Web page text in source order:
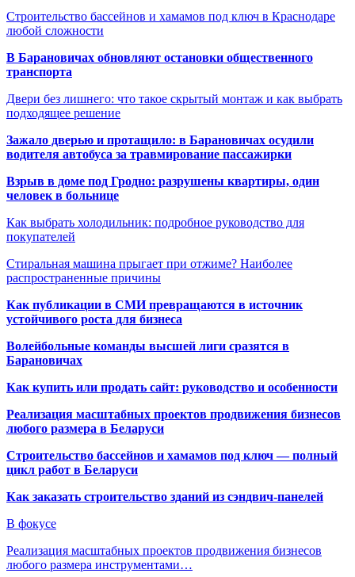
Строительство бассейнов и хамамов под ключ в Краснодаре
любой сложности
В Барановичах обновляют остановки общественного
транспорта
Двери без лишнего: что такое скрытый монтаж и как выбрать
подходящее решение
Зажало дверью и протащило: в Барановичах осудили
водителя автобуса за травмирование пассажирки
Взрыв в доме под Гродно: разрушены квартиры, один
человек в больнице
Как выбрать холодильник: подробное руководство для
покупателей
Стиральная машина прыгает при отжиме? Наиболее
распространенные причины
Как публикации в СМИ превращаются в источник
устойчивого роста для бизнеса
Волейбольные команды высшей лиги сразятся в
Барановичах
Как купить или продать сайт: руководство и особенности
Реализация масштабных проектов продвижения бизнесов
любого размера в Беларуси
Строительство бассейнов и хамамов под ключ — полный
цикл работ в Беларуси
Как заказать строительство зданий из сэндвич-панелей
В фокусе
Реализация масштабных проектов продвижения бизнесов
любого размера инструментами…